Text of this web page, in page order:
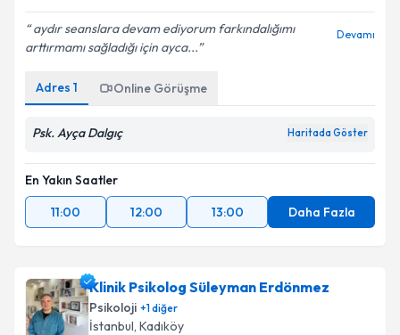
aydır seanslara devam ediyorum farkındalığımı
arttırmamı sağladığı için ayca...
Devamı
Adres 1 Online Görüşme
Psk. Ayça Dalgıç Haritada Göster
En Yakın Saatler
11:00
12:00 13:00 Daha Fazla
Klinik Psikolog Süleyman Erdönmez
Psikoloji +1diğer
İstanbul, Kadıköy